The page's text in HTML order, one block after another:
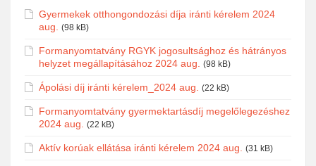
Gyermekek otthongondozási díja iránti kérelem 2024
aug.
(98 kB)
Formanyomtatvány RGYK jogosultsághoz és hátrányos
helyzet megállapításához 2024 aug.
(98 kB)
Ápolási díj iránti kérelem_2024 aug. (22 kB)
Formanyomtatvány gyermektartásdíj megelőlegezéshez
2024 aug.
(22 kB)
Aktív korúak ellátása iránti kérelem 2024 aug. (31 kB)